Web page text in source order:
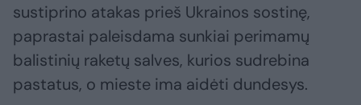
sustiprino atakas prieš Ukrainos sostinę,
paprastai paleisdama sunkiai perimamų
balistinių raketų salves, kurios sudrebina
pastatus, o mieste ima aidėti dundesys.